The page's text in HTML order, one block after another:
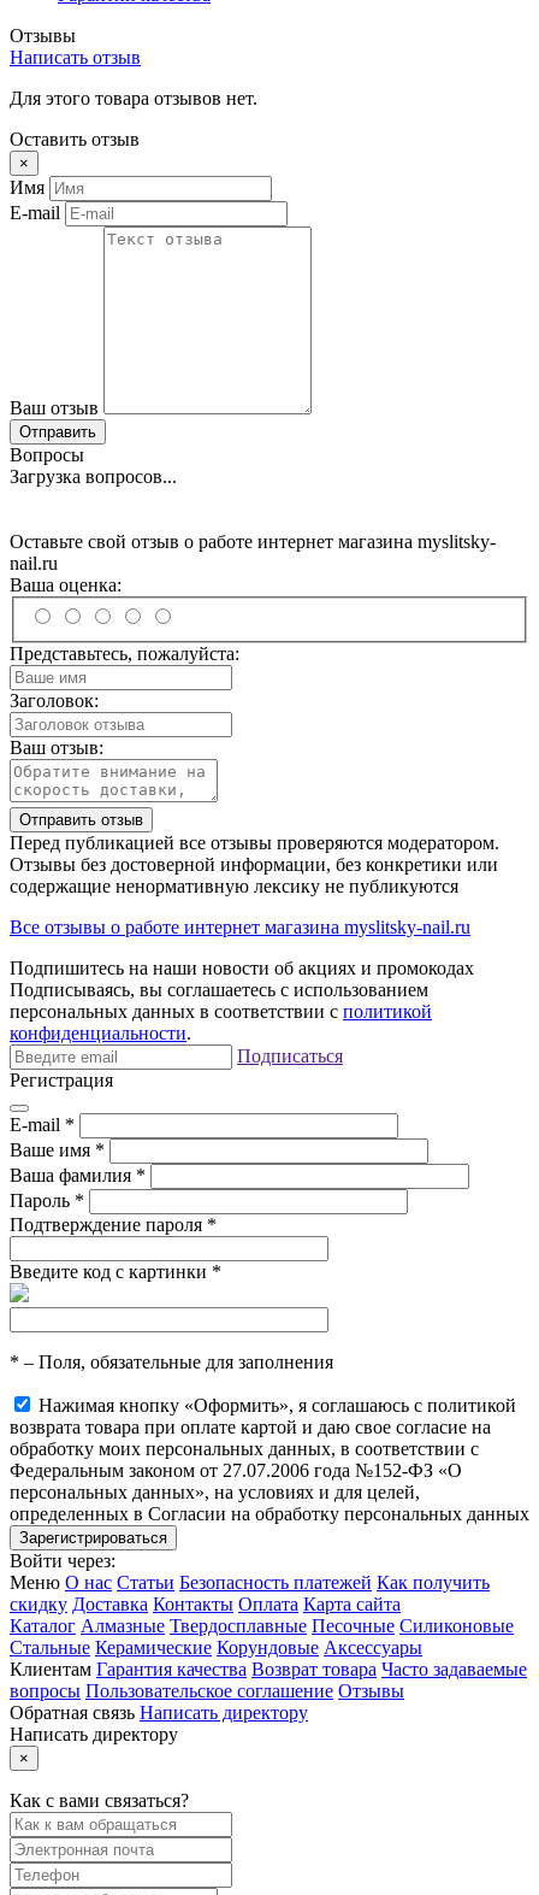
Отзывы
Написать отзыв
Для этого товара отзывов нет.
Оставить отзыв
×
Имя
E-mail
Ваш отзыв
Отправить
Вопросы
Загрузка вопросов...
Оставьте свой отзыв о работе интернет магазина myslitsky-
nail.ru
Ваша оценка:
Представьтесь, пожалуйста:
Заголовок:
Ваш отзыв:
Отправить отзыв
Перед публикацией все отзывы проверяются модератором.
Отзывы без достоверной информации, без конкретики или
содержащие ненормативную лексику не публикуются
Все отзывы о работе интернет магазина myslitsky-nail.ru
Подпишитесь на наши новости об акциях и промокодах
Подписываясь, вы соглашаетесь с использованием
персональных данных в соответствии с политикой
конфиденциальности.
Подписаться
Регистрация
E-mail *
Ваше имя *
Ваша фамилия *
Пароль *
Подтверждение пароля *
Введите код с картинки *
* – Поля, обязательные для заполнения
Нажимая кнопку «Оформить», я соглашаюсь с политикой
возврата товара при оплате картой и даю свое согласие на
обработку моих персональных данных, в соответствии с
Федеральным законом от 27.07.2006 года №152-ФЗ «О
персональных данных», на условиях и для целей,
определенных в Согласии на обработку персональных данных
Войти через:
Меню О нас Статьи Безопасность платежей Как получить
скидку Доставка Контакты Оплата Карта сайта
Каталог Алмазные Твердосплавные Песочные Силиконовые
Стальные Керамические Корундовые Аксессуары
Клиентам Гарантия качества Возврат товара Часто задаваемые
вопросы Пользовательское соглашение Отзывы
Обратная связь Написать директору
Написать директору
×
Как с вами связаться?